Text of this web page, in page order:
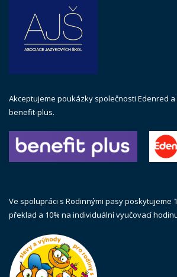
Akceptujeme poukázky společnosti Edenred
benefit-plus.
Ve spolupráci s Rodinnými pasy poskytujeme
překlad a 10% na individuální vyučovací